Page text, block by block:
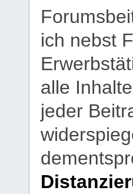
ich nebst
alle
jeder